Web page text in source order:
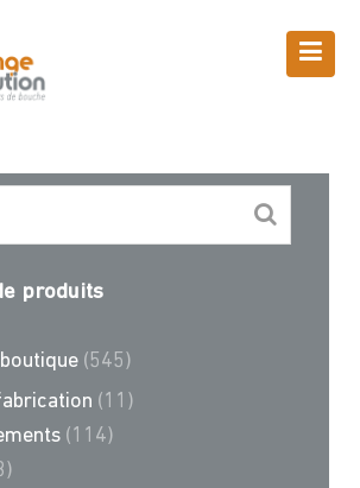
Boutique
produits
(545)
(11)
(114)